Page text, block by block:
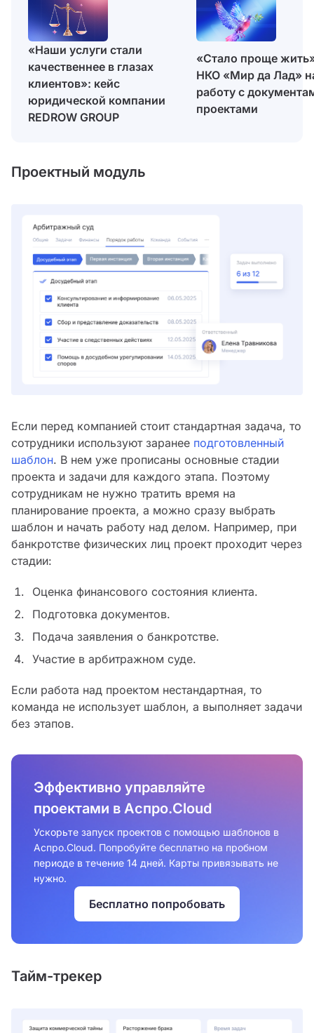
«Наши услуги стали
качественнее в глазах
клиентов»: кейс
юридической компании
REDROW GROUP
«Стало проще
НКО «Мир да Лад»
работу с
проектами
Проектный модуль
Если перед компанией стоит стандартная задача, то
сотрудники используют заранее подготовленный
шаблон. В нем уже прописаны основные стадии
проекта и задачи для каждого этапа. Поэтому
сотрудникам не нужно тратить время на
планирование проекта, а можно сразу выбрать
шаблон и начать работу над делом. Например, при
банкротстве физических лиц проект проходит через
стадии:
Оценка финансового состояния клиента.
Подготовка документов.
Подача заявления о банкротстве.
Участие в арбитражном суде.
Если работа над проектом нестандартная, то
команда не использует шаблон, а выполняет задачи
без этапов.
Эффективно управляйте
проектами в Аспро.Cloud
Ускорьте запуск проектов с помощью шаблонов в
Аспро.Cloud. Попробуйте бесплатно на пробном
периоде в течение 14 дней. Карты привязывать не
нужно.
Бесплатно попробовать
Тайм-трекер